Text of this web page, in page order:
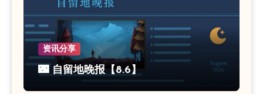
资讯分享
🌃 自留地晚报【8.6】